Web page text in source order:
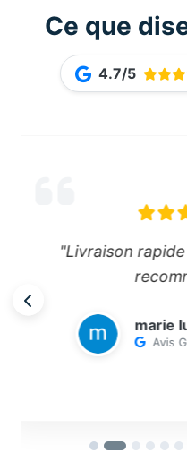
Ce que
4.7/5
"J'adore le mini
très efficace..surtt
rôti..en 30min c t
... livreurs
enplus...Mercie
raza